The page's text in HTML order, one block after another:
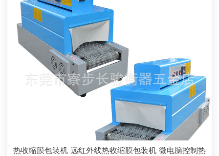
热收缩膜包装机 远红外线热收缩膜包装机 微电脑控制热